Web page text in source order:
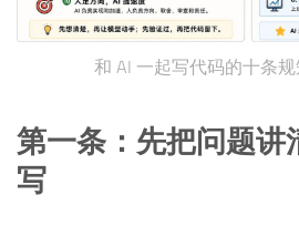
和 AI 一起写代码的十条
第一条：先把问题讲
写